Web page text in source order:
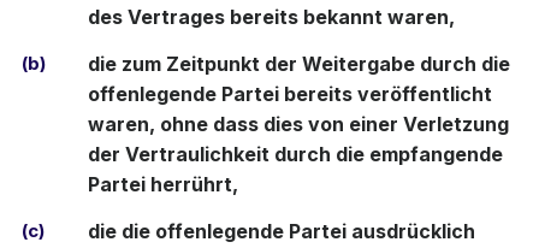
des Vertrages bereits bekannt waren,
(b)
die zum Zeitpunkt der Weitergabe durch die
offenlegende Partei bereits veröffentlicht
waren, ohne dass dies von einer Verletzung
der Vertraulichkeit durch die empfangende
Partei herrührt,
(c)
die die offenlegende Partei ausdrücklich